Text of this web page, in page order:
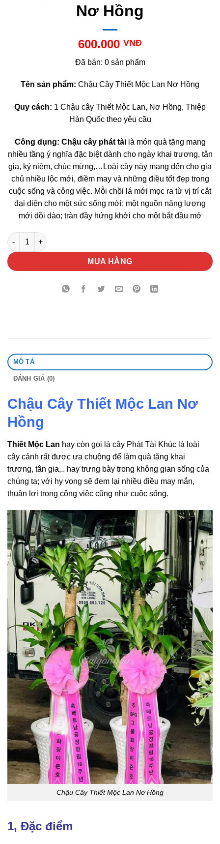
Nơ Hồng
600.000 VNĐ
Đã bán: 0 sản phẩm
Tên sản phẩm: Chậu Cây Thiết Mộc Lan Nơ Hồng
Quy cách: 1 Chậu cây Thiết Mộc Lan, Nơ Hồng, Thiệp
Hàn Quốc theo yêu cầu
Công dụng: Chậu cây phát tàilà món quà tặng mang
nhiều tầng ý nghĩa đặc biệt dành cho ngày khai trương, tân
gia, kỷ niệm, chúc mừng,…Loài cây này mang đến cho gia
chủ nhiều lộc mới, điềm may và những điều tốt đẹp trong
cuộc sống và công việc. Mỗi chồi lá mới mọc ra từ vị trí cắt
đại diện cho một sức sống mới; một nguồn năng lượng
mới dồi dào; tràn đầy hứng khởi cho một bắt đầu mớ
Chậu Cây Thiết Mộc Lan Nơ Hồng số lượng
MUA HÀNG
MÔ TẢ
ĐÁNH GIÁ (0)
Chậu Cây Thiết Mộc Lan Nơ
Hồng
Thiết Mộc Lan hay còn gọi là cây Phát Tài Khúc là loài
cây cảnh rất được ưa chuộng để làm quà tặng khai
trương, tân gia,.. hay trưng bày trong không gian sống của
chúng ta; với hy vọng sẽ đem lại nhiều điều may mắn,
thuận lợi trong công việc cũng như cuộc sống.
Chậu Cây Thiết Mộc Lan Nơ Hồng
1, Đặc điểm